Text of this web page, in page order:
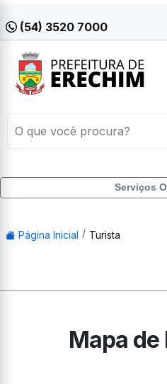
(54) 3520 7000
Serviços
Página Inicial Turista
Mapa de